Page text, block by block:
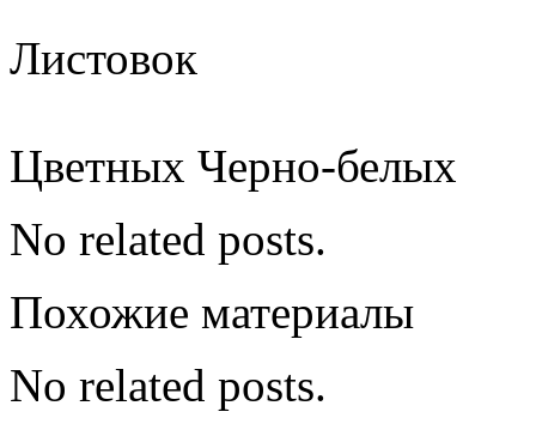
Листовок
Цветных Черно-белых
No related posts.
Похожие материалы
No related posts.